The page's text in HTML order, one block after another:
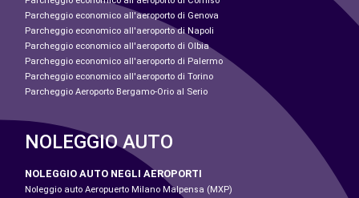
Parcheggio economico all'aeroporto di Genova
Parcheggio economico all'aeroporto di Napoli
Parcheggio economico all'aeroporto di Olbia
Parcheggio economico all'aeroporto di Palermo
Parcheggio economico all'aeroporto di Torino
Parcheggio Aeroporto Bergamo-Orio al Serio
NOLEGGIO AUTO
NOLEGGIO AUTO NEGLI AEROPORTI
Noleggio auto Aeropuerto Milano Malpensa (MXP)